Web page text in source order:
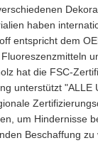
haben
entspricht dem
hat die FSC-
unterstützt "ALLE
um Hindernisse
Beschaffung zu